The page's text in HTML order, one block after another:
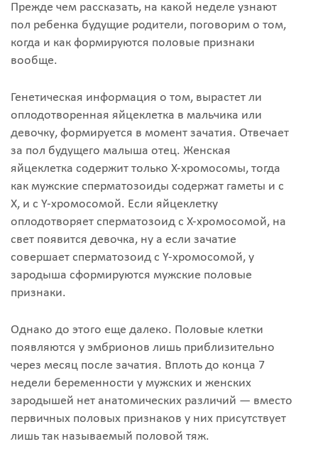
Прежде чем рассказать, на какой неделе узнают
пол ребенка будущие родители, поговорим о том,
когда и как формируются половые признаки
вообще.
Генетическая информация о том, вырастет ли
оплодотворенная яйцеклетка в мальчика или
девочку, формируется в момент зачатия. Отвечает
за пол будущего малыша отец. Женская
яйцеклетка содержит только X-хромосомы, тогда
как мужские сперматозоиды содержат гаметы и с
X, и с Y-хромосомой. Если яйцеклетку
оплодотворяет сперматозоид с X-хромосомой, на
свет появится девочка, ну а если зачатие
совершает сперматозоид с Y-хромосомой, у
зародыша сформируются мужские половые
признаки.
Однако до этого еще далеко. Половые клетки
появляются у эмбрионов лишь приблизительно
через месяц после зачатия. Вплоть до конца 7
недели беременности у мужских и женских
зародышей нет анатомических различий — вместо
первичных половых признаков у них присутствует
лишь так называемый половой тяж.